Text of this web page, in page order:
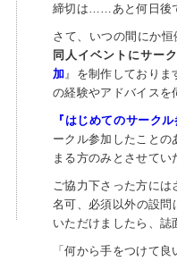
締切は……あと何日後
さて、いつの間にか
同人イベントにサー
加』を制作しておりま
の経験やアドバイスを
『はじめてのサーク
ークル参加したこと
まる方のみとさせてい
ご協力下さった方に
名可、必須以外の設問
いただけましたら、誌
「何から手をつけて